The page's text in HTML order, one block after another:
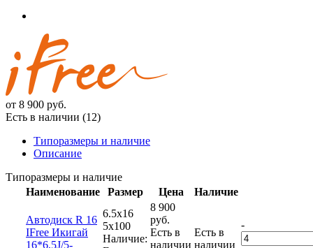
от 8 900 руб.
Есть в наличии (12)
Типоразмеры и наличие
Описание
Типоразмеры и наличие
Наименование
Размер Цена Наличие
Автодиск R 16
IFree Икигай
16*6,5J/5-
6.5x16
5x100
Наличие:
8 900
руб.
Есть в
наличии
Есть в
наличии
-